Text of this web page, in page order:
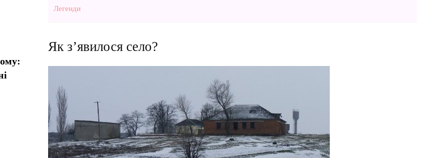
Легенди
Як з’явилося село?